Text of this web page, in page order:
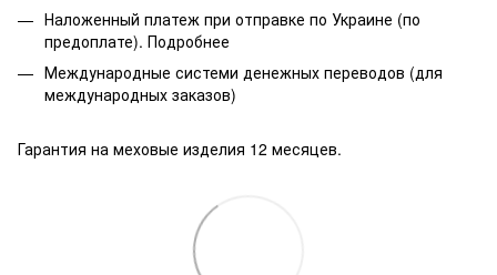
Наложенный платеж при отправке по Украине (по
предоплате). Подробнее
Международные системи денежных переводов (для
международных заказов)
Гарантия на меховые изделия 12 месяцев.